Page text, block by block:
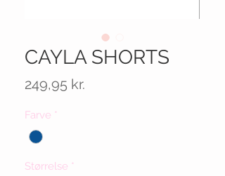
CAYLA SHORTS
249,95 kr.
Farve *
Størrelse *